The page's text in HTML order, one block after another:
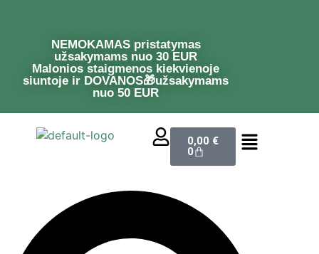
NEMOKAMAS pristatymas
užsakymams nuo 30 EUR
Malonios staigmenos kiekvienoje
siuntoje ir DOVANOS🎁užsakymams
nuo 50 EUR
0,00 €
0